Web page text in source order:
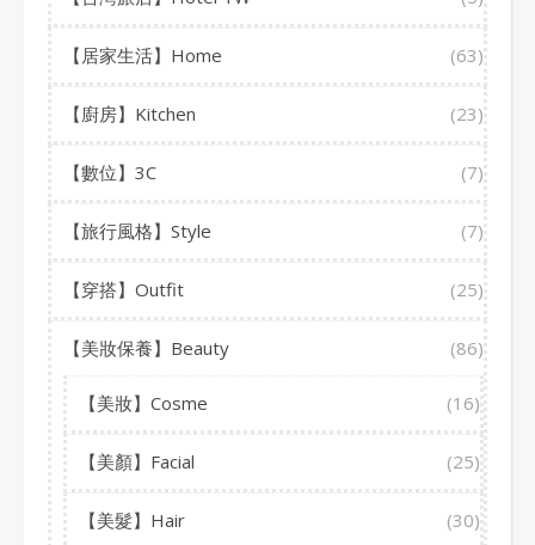
【居家生活】Home (63)
【廚房】Kitchen (23)
【數位】3C (7)
【旅行風格】Style (7)
【穿搭】Outfit (25)
【美妝保養】Beauty (86)
【美妝】Cosme (16)
【美顏】Facial (25)
【美髮】Hair (30)